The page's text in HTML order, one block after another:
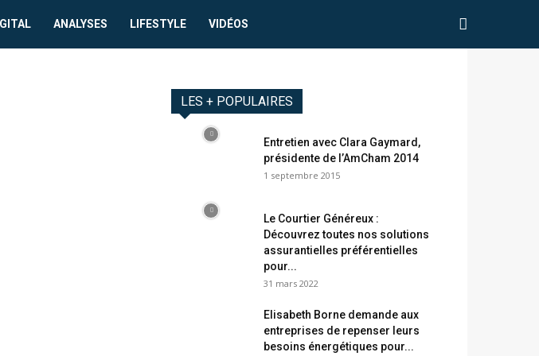
ANALYSES LIFESTYLE VIDÉOS
LES + POPULAIRES
Entretien avec Clara Gaymard,
présidente de l’AmCham 2014
1 septembre 2015
Le Courtier Généreux :
Découvrez toutes nos solutions
assurantielles préférentielles
pour...
31 mars 2022
Elisabeth Borne demande aux
entreprises de repenser leurs
besoins énergétiques pour...